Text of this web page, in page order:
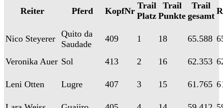
Reiter Pferd KopfNr
Trail
Platz
Trail
Punkte
Trail
gesamt
Nico Steyerer Quito da
Saudade
409 1 18 65.588
Veronika Auer Sol 413 2 16 62.353
Leni Otten Lugre 407 3 15 61.765